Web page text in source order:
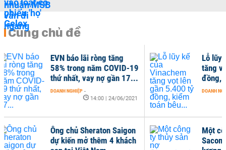
Cùng chủ đề
Lỗ lũy kế của Vinachem
tăng vọt lên gần 5.400 tỷ
đồng, kiểm toán bêu...
DOANH NGHIỆP
07:00 | 11/05/2021
Một công ty thủy sản nợ
Sacombank hơn 5.800